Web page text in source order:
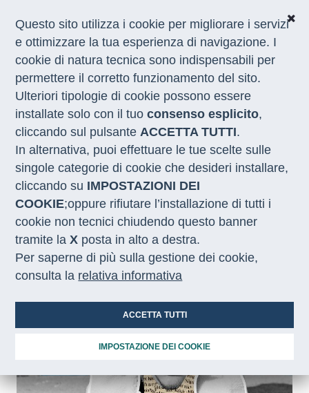
CHI SIAMO
COSA FACCIAMO
I NOSTRI SERVIZI
MEDIA
CON LE REGIONI
Home / Truck tour / Matera
Questo sito utilizza i cookie per migliorare i servizi
e ottimizzare la tua esperienza di navigazione. I
cookie di natura tecnica sono indispensabili per
permettere il corretto funzionamento del sito.
Ulteriori tipologie di cookie possono essere
installate solo con il tuoconsenso esplicito,
cliccando sul pulsanteACCETTA TUTTI.
In alternativa, puoi effettuare le tue scelte sulle
singole categorie di cookie che desideri installare,
cliccando su IMPOSTAZIONI DEI
COOKIE;oppure rifiutare l’installazione di tutti i
cookie non tecnici chiudendo questo banner
tramite laX posta in alto a destra.
Per saperne di più sulla gestione dei cookie,
consulta la relativa informativa
ACCETTA TUTTI
IMPOSTAZIONE DEI COOKIE